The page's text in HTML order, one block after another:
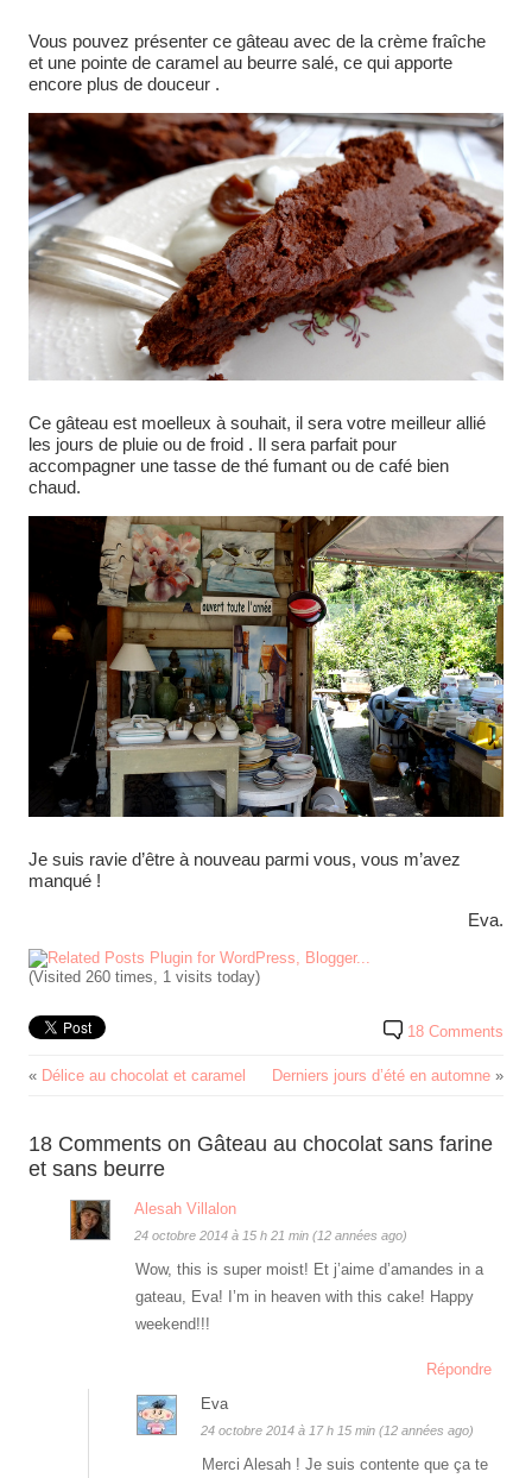
Vous pouvez présenter ce gâteau avec de la crème fraîche
et une pointe de caramel au beurre salé, ce qui apporte
encore plus de douceur .
Ce gâteau est moelleux à souhait, il sera votre meilleur allié
les jours de pluie ou de froid . Il sera parfait pour
accompagner une tasse de thé fumant ou de café bien
chaud.
Je suis ravie d’être à nouveau parmi vous, vous m’avez
manqué !
Eva.
(Visited 260 times, 1 visits today)
18 Comments
« Délice au chocolat et caramel Derniers jours d’été en automne »
18 Comments on Gâteau au chocolat sans farine
et sans beurre
Alesah Villalon
24 octobre 2014 à 15 h 21 min (12 années ago)
Wow, this is super moist! Et j’aime d’amandes in a
gateau, Eva! I’m in heaven with this cake! Happy
weekend!!!
Répondre
Eva
24 octobre 2014 à 17 h 15 min (12 années ago)
Merci Alesah ! Je suis contente que ça te